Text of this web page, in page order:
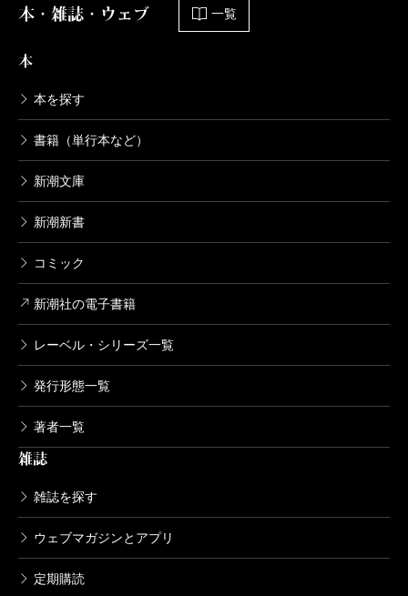
本・雑誌・ウェブ 一覧
本
本を探す
書籍（単行本など）
新潮文庫
新潮新書
コミック
新潮社の電子書籍
レーベル・シリーズ一覧
発行形態一覧
著者一覧
雑誌
雑誌を探す
ウェブマガジンとアプリ
定期購読